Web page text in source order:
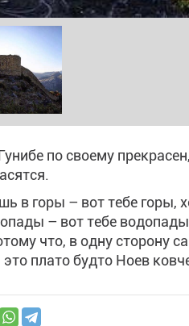
по своему
в горы – вот тебе горы,
– вот тебе
что, в одну сторону
плато будто Ноев